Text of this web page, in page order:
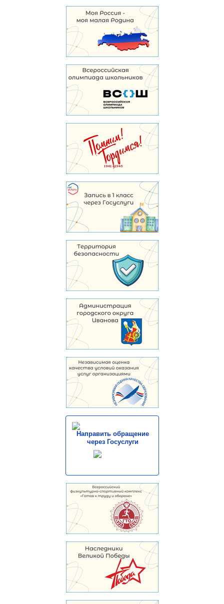
Направить обращение
через Госуслуги